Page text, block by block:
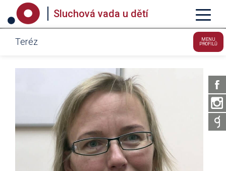
Sluchová vada u dětí
Teréz
MENU
PROFILŮ